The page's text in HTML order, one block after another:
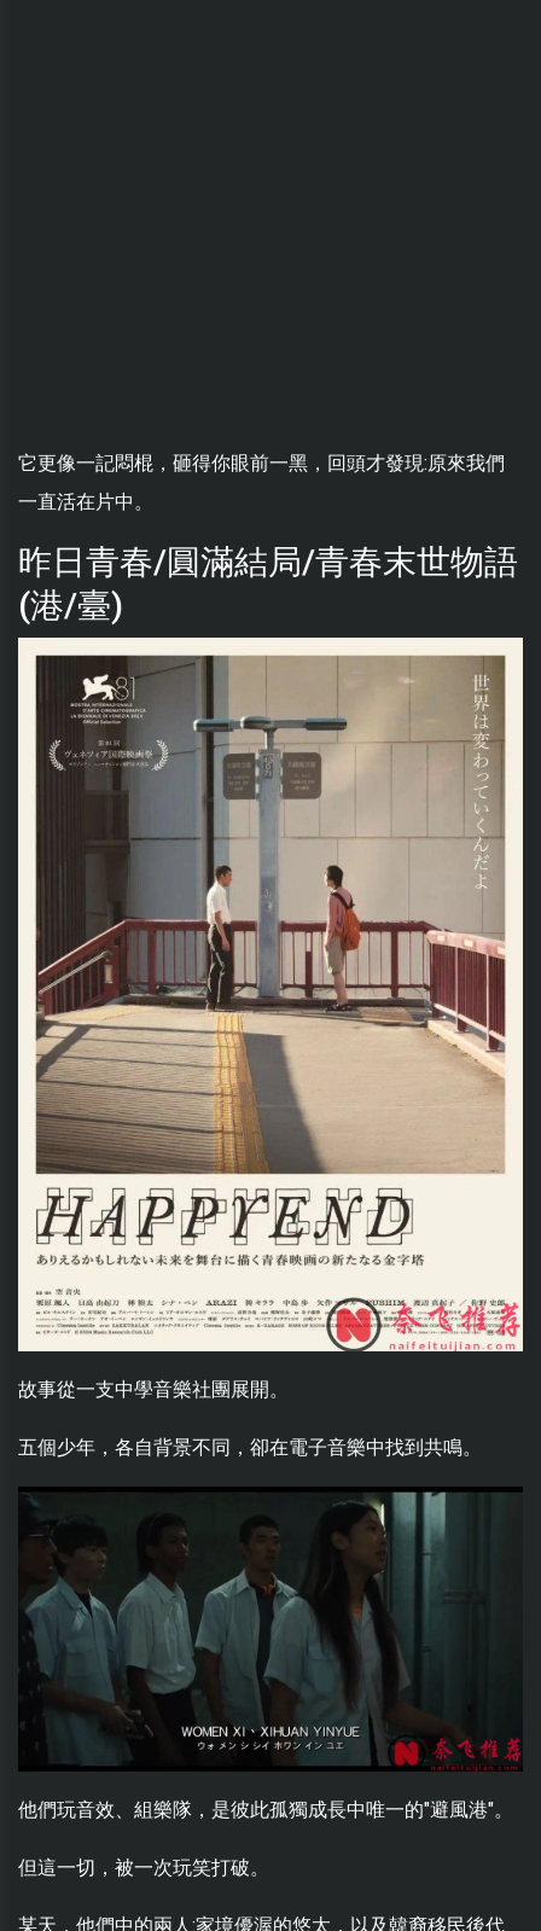
它更像一記悶棍，砸得你眼前一黑，回頭才發現:原來我們
一直活在片中。
昨日青春/圓滿結局/青春末世物語
(港/臺)
故事從一支中學音樂社團展開。
五個少年，各自背景不同，卻在電子音樂中找到共鳴。
他們玩音效、組樂隊，是彼此孤獨成長中唯一的"避風港"。
但這一切，被一次玩笑打破。
某天，他們中的兩人:家境優渥的悠太，以及韓裔移民後代